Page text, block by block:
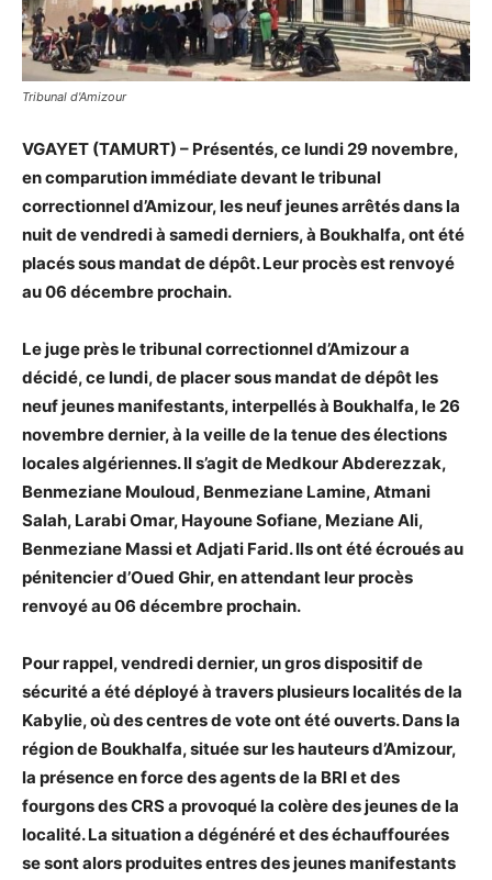
Tribunal d'Amizour
VGAYET (TAMURT) – Présentés, ce lundi 29 novembre,
en comparution immédiate devant le tribunal
correctionnel d’Amizour, les neuf jeunes arrêtés dans la
nuit de vendredi à samedi derniers, à Boukhalfa, ont été
placés sous mandat de dépôt. Leur procès est renvoyé
au 06 décembre prochain.
Le juge près le tribunal correctionnel d’Amizour a
décidé, ce lundi, de placer sous mandat de dépôt les
neuf jeunes manifestants, interpellés à Boukhalfa, le 26
novembre dernier, à la veille de la tenue des élections
locales algériennes. Il s’agit de Medkour Abderezzak,
Benmeziane Mouloud, Benmeziane Lamine, Atmani
Salah, Larabi Omar, Hayoune Sofiane, Meziane Ali,
Benmeziane Massi et Adjati Farid. Ils ont été écroués au
pénitencier d’Oued Ghir, en attendant leur procès
renvoyé au 06 décembre prochain.
Pour rappel, vendredi dernier, un gros dispositif de
sécurité a été déployé à travers plusieurs localités de la
Kabylie, où des centres de vote ont été ouverts. Dans la
région de Boukhalfa, située sur les hauteurs d’Amizour,
la présence en force des agents de la BRI et des
fourgons des CRS a provoqué la colère des jeunes de la
localité. La situation a dégénéré et des échauffourées
se sont alors produites entres des jeunes manifestants